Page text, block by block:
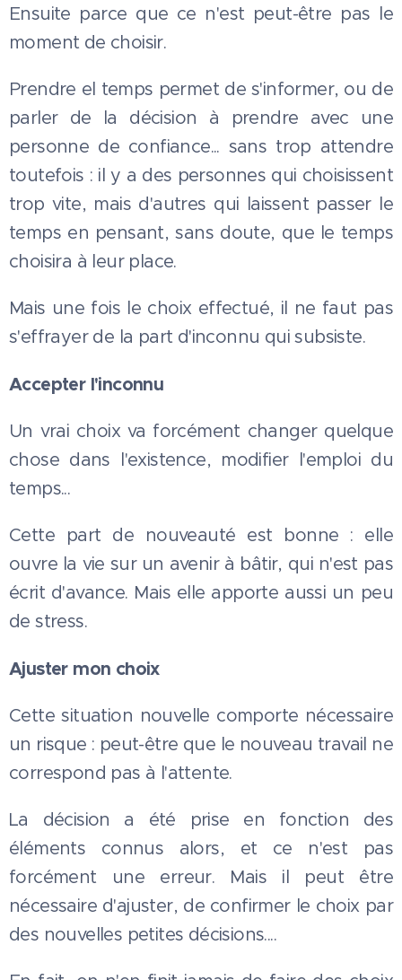
Ensuite parce que ce n'est peut-être pas le
moment de choisir.
Prendre el temps permet de s'informer, ou de
parler de la décision à prendre avec une
personne de confiance... sans trop attendre
toutefois : il y a des personnes qui choisissent
trop vite, mais d'autres qui laissent passer le
temps en pensant, sans doute, que le temps
choisira à leur place.
Mais une fois le choix effectué, il ne faut pas
s'effrayer de la part d'inconnu qui subsiste.
Accepter l'inconnu
Un vrai choix va forcément changer quelque
chose dans l'existence, modifier l'emploi du
temps...
Cette part de nouveauté est bonne : elle
ouvre la vie sur un avenir à bâtir, qui n'est pas
écrit d'avance. Mais elle apporte aussi un peu
de stress.
Ajuster mon choix
Cette situation nouvelle comporte nécessaire
un risque : peut-être que le nouveau travail ne
correspond pas à l'attente.
La décision a été prise en fonction des
éléments connus alors, et ce n'est pas
forcément une erreur. Mais il peut être
nécessaire d'ajuster, de confirmer le choix par
des nouvelles petites décisions....